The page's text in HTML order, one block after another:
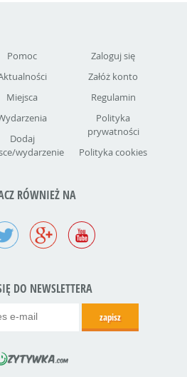
Pomoc
Miejsca
Dodaj
wydarzenie
Zaloguj się
Załóż konto
Regulamin
Polityka
prywatności
Polityka cookies
RÓWNIEŻ NA
DO NEWSLETTERA